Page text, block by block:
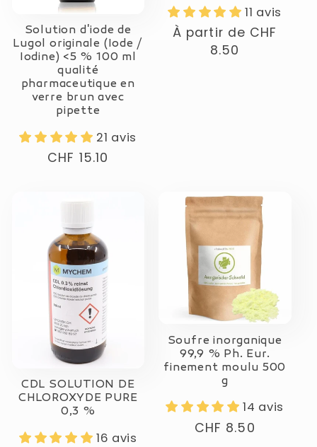
Solution d'iode de
Lugol originale (Iode /
Iodine) <5 % 100 ml
qualité
pharmaceutique en
verre brun avec
pipette
21 avis
Prix
CHF 15.10
11 avis
Prix
normal
À partir de CHF
8.50
CDL SOLUTION DE
CHLOROXYDE PURE
0,3 %
16 avis
Soufre inorganique
99,9 % Ph. Eur.
finement moulu 500
g
14 avis
Prix
CHF 8.50